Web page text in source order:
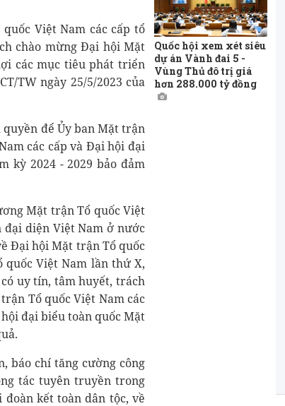
Việt Nam các cấp tổ
chào mừng Đại hội Mặt
các mục tiêu phát triển
TW ngày 25/5/2023 của
để Ủy ban Mặt trận
các cấp và Đại hội đại
kỳ 2024 - 2029 bảo đảm
Mặt trận Tổ quốc Việt
đại diện Việt Nam ở nước
Đại hội Mặt trận Tổ quốc
Việt Nam lần thứ X,
uy tín, tâm huyết, trách
Tổ quốc Việt Nam các
đại biểu toàn quốc Mặt
báo chí tăng cường công
tác tuyên truyền trong
kết toàn dân tộc, về
Quốc hội xem xét siêu
dự án Vành đai 5 -
Vùng Thủ đô trị giá
hơn 288.000 tỷ đồng